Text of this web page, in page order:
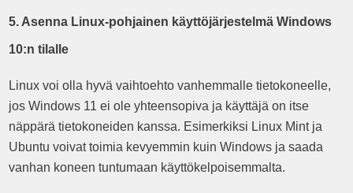
5. Asenna Linux-pohjainen käyttöjärjestelmä Windows
10:n tilalle
Linux voi olla hyvä vaihtoehto vanhemmalle tietokoneelle,
jos Windows 11 ei ole yhteensopiva ja käyttäjä on itse
näppärä tietokoneiden kanssa. Esimerkiksi Linux Mint ja
Ubuntu voivat toimia kevyemmin kuin Windows ja saada
vanhan koneen tuntumaan käyttökelpoisemmalta.